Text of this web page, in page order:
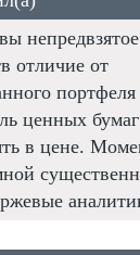
непредвзятое
отличие от
ценных
в цене.